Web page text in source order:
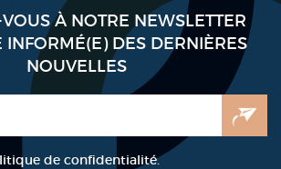
À NOTRE NEWSLETTER
INFORMÉ(E) DES DERNIÈRES
NOUVELLES
de confidentialité.